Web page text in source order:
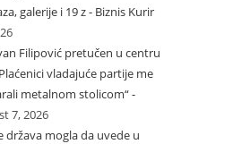
galerije i 19 z - Biznis Kurir
Filipović pretučen u centru
vladajuće partije me
metalnom stolicom“ -
7, 2026
država mogla da uvede u